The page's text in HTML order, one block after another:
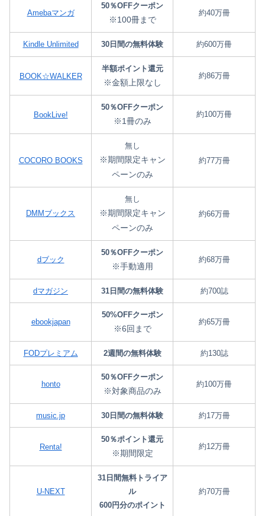
Amebaマンガ
50％OFFクーポン
※100冊まで
約40万冊
Kindle Unlimited 30日間の無料体験 約600万冊
BOOK☆WALKER
半額ポイント還元
※金額上限なし
約86万冊
BookLive!
50％OFFクーポン
※1冊のみ
約100万冊
COCORO BOOKS
無し
※期間限定キャン
ペーンのみ
約77万冊
DMMブックス
無し
※期間限定キャン
ペーンのみ
約66万冊
dブック
50％OFFクーポン
※手動適用
約68万冊
dマガジン 31日間の無料体験 約700誌
ebookjapan
50%OFFクーポン
※6回まで
約65万冊
FODプレミアム 2週間の無料体験 約130誌
honto
50％OFFクーポン
※対象商品のみ
約100万冊
music.jp 30日間の無料体験 約17万冊
Renta!
50％ポイント還元
※期間限定
約12万冊
U-NEXT
31日間無料トライア
ル
600円分のポイント
約70万冊